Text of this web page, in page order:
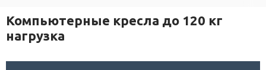
Компьютерные кресла до 120 кг
нагрузка